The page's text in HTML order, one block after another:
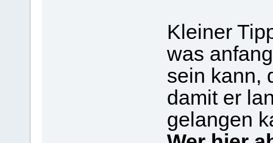
Kleiner
was
sein kann,
damit er
gelangen